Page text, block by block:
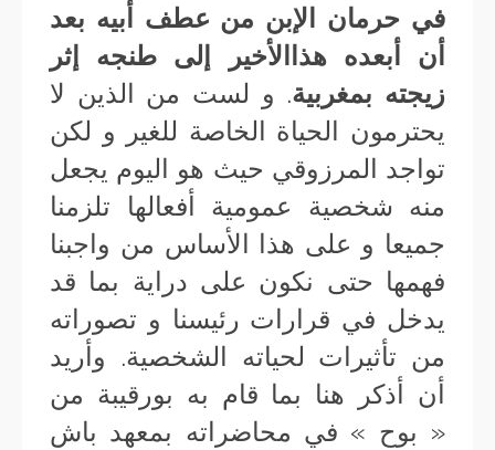
في حرمان الإبن من عطف أبيه بعد
أن أبعده هذاالأخير إلى طنجه إثر
زيجته بمغربية. و لست من الذين لا
يحترمون الحياة الخاصة للغير و لكن
تواجد المرزوقي حيث هو اليوم يجعل
منه شخصية عمومية أفعالها تلزمنا
جميعا و على هذا الأساس من واجبنا
فهمها حتى نكون على دراية بما قد
يدخل في قرارات رئيسنا و تصوراته
من تأثيرات لحياته الشخصية. وأريد
أن أذكر هنا بما قام به بورقيبة من
« بوح » في محاضراته بمعهد باش